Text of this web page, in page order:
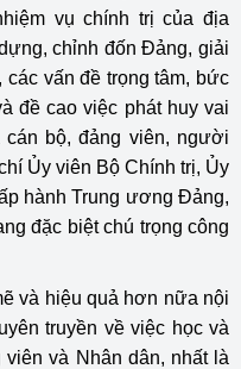
vụ chính trị của địa
chỉnh đốn Đảng, giải
các vấn đề trọng tâm, bức
đề cao việc phát huy vai
bộ, đảng viên, người
Ủy viên Bộ Chính trị, Ủy
hành Trung ương Đảng,
đặc biệt chú trọng công
và hiệu quả hơn nữa nội
truyền về việc học và
viên và Nhân dân, nhất là